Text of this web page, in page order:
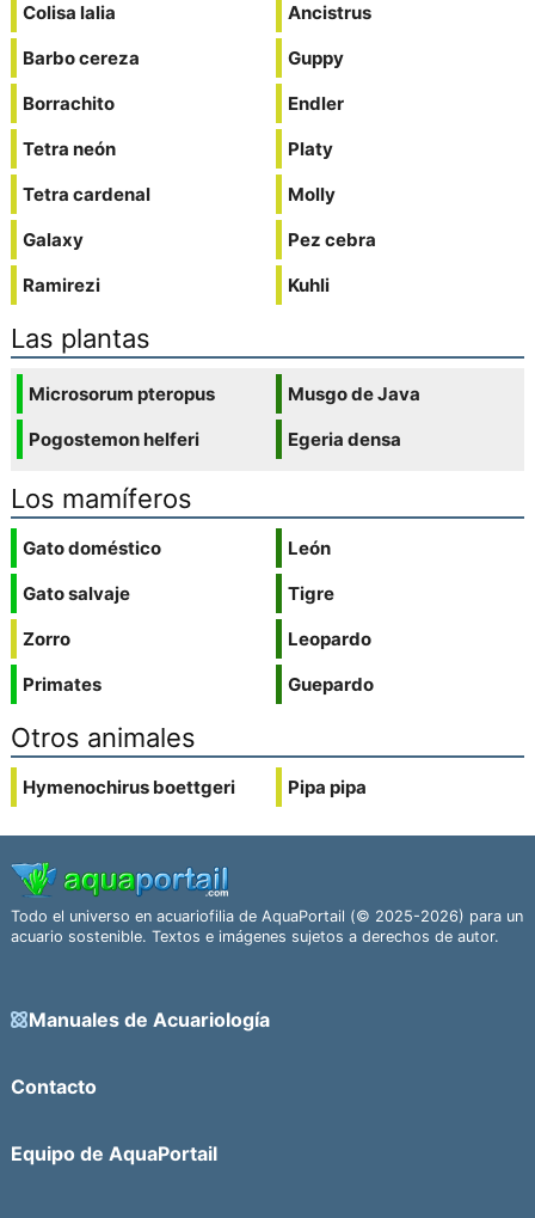
Colisa lalia
Barbo cereza
Borrachito
Tetra neón
Tetra cardenal
Galaxy
Ramirezi
Ancistrus
Guppy
Endler
Platy
Molly
Pez cebra
Kuhli
Las plantas
Microsorum pteropus
Pogostemon helferi
Musgo de Java
Egeria densa
Los mamíferos
Gato doméstico
Gato salvaje
Zorro
Primates
León
Tigre
Leopardo
Guepardo
Otros animales
Hymenochirus boettgeri Pipa pipa
Todo el universo en acuariofilia de AquaPortail (© 2025-2026) para un
acuario sostenible. Textos e imágenes sujetos a derechos de autor.
Manuales de Acuariología
Contacto
Equipo de AquaPortail